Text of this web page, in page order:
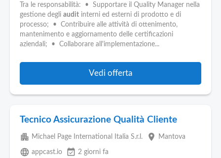
Tra le responsabilità: • Supportare il Quality Manager nella
gestione degli audit interni ed esterni di prodotto e di
processo; • Contribuire alle attività di ottenimento,
mantenimento e aggiornamento delle certificazioni
aziendali; • Collaborare all'implementazione...
Vedi offerta
Tecnico Assicurazione Qualità Cliente
apartment Michael Page International Italia S.r.l. place Mantova
language appcast.io event_available 2 giorni fa